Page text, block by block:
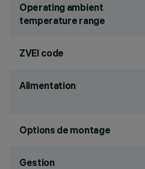
Operating ambient
temperature range
ZVEI code
Alimentation
Options de montage
Gestion